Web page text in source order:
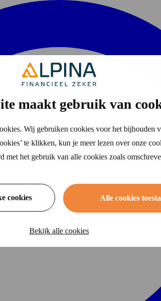
maakt gebruik van
Wij gebruiken cookies voor het bijhouden
te klikken, kun je meer lezen over onze
met het gebruik van alle cookies zoals
cookies Alle cookies
Bekijk alle cookies